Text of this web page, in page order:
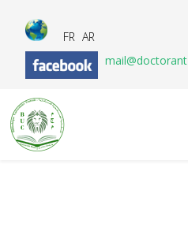
FR AR
mail@doctorant